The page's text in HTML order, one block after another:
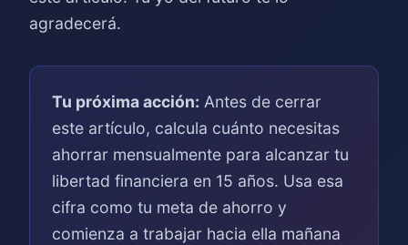
agradecerá.
Tu próxima acción: Antes de cerrar
este artículo, calcula cuánto necesitas
ahorrar mensualmente para alcanzar tu
libertad financiera en 15 años. Usa esa
cifra como tu meta de ahorro y
comienza a trabajar hacia ella mañana